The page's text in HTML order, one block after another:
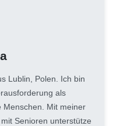
Lublin, Polen. Ich bin
als
Menschen. Mit meiner
Senioren unterstütze